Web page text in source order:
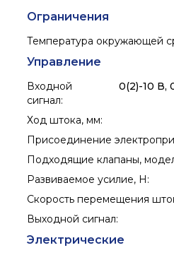
Ограничения
Температура окружающей
Управление
Входной
сигнал:
0(2)-10 В,
Ход штока, мм:
Присоединение
Подходящие клапаны,
Развиваемое усилие, Н:
Скорость перемещения
Выходной сигнал:
Электрические